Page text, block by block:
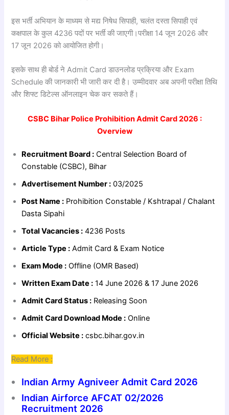
इस भर्ती अभियान के माध्यम से मद्य निषेध सिपाही, चलंत दस्ता सिपाही एवं
कक्षपाल के कुल 4236 पदों पर भर्ती की जाएगी।परीक्षा 14 जून 2026 और
17 जून 2026 को आयोजित होगी।
इसके साथ ही बोर्ड ने Admit Card डाउनलोड प्रक्रिया और Exam
Schedule की जानकारी भी जारी कर दी है। उम्मीदवार अब अपनी परीक्षा तिथि
और शिफ्ट डिटेल्स ऑनलाइन चेक कर सकते हैं।
CSBC Bihar Police Prohibition Admit Card 2026 :
Overview
Recruitment Board : Central Selection Board of
Constable (CSBC), Bihar
Advertisement Number : 03/2025
Post Name : Prohibition Constable / Kshtrapal / Chalant
Dasta Sipahi
Total Vacancies : 4236 Posts
Article Type : Admit Card & Exam Notice
Exam Mode : Offline (OMR Based)
Written Exam Date : 14 June 2026 & 17 June 2026
Admit Card Status : Releasing Soon
Admit Card Download Mode : Online
Official Website : csbc.bihar.gov.in
Read More :
Indian Army Agniveer Admit Card 2026
Indian Airforce AFCAT 02/2026
Recruitment 2026